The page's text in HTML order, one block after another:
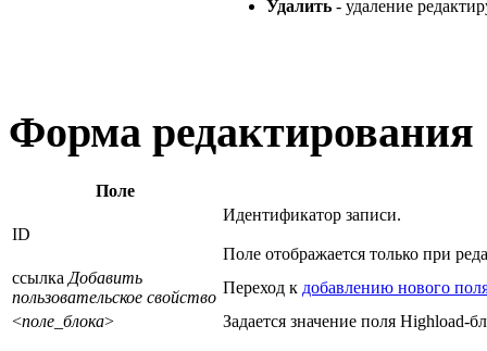
Удалить - удаление
Форма редактирования
Поле
ID
Идентификатор записи.
Поле отображается только при
ссылка Добавить
пользовательское свойство
Переход к добавлению нового
<поле_блока> Задается значение поля Highload-